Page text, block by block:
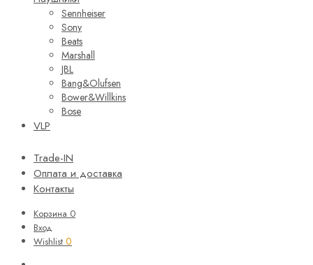
Sennheiser
Sony
Beats
Marshall
JBL
Bang&Olufsen
Bower&Willkins
Bose
VLP
Trade-IN
Оплата и доставка
Контакты
Корзина 0
Вход
Wishlist 0